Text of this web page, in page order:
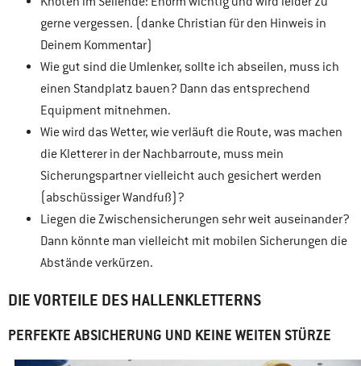
gerne vergessen. (danke Christian für den Hinweis in
Deinem Kommentar)
Wie gut sind die Umlenker, sollte ich abseilen, muss ich
einen Standplatz bauen? Dann das entsprechend
Equipment mitnehmen.
Wie wird das Wetter, wie verläuft die Route, was machen
die Kletterer in der Nachbarroute, muss mein
Sicherungspartner vielleicht auch gesichert werden
(abschüssiger Wandfuß)?
Liegen die Zwischensicherungen sehr weit auseinander?
Dann könnte man vielleicht mit mobilen Sicherungen die
Abstände verkürzen.
DIE VORTEILE DES HALLENKLETTERNS
PERFEKTE ABSICHERUNG UND KEINE WEITEN STÜRZE